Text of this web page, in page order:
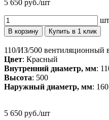
5 650 руб./шт
шт
В корзину Купить в 1 клик
110/ИЗ/500 вентиляционный
Цвет: Красный
Внутренний диаметр, мм:
Высота: 500
Наружный диаметр, мм: 160
5 650 руб./шт